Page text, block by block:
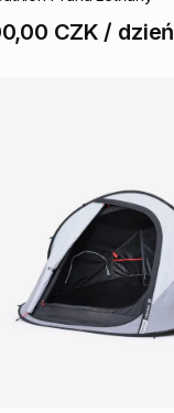
CZK / dzień